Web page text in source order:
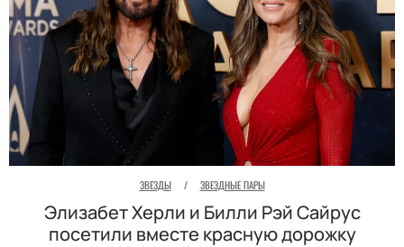
ЗВЕЗДЫ / ЗВЕЗДНЫЕ ПАРЫ
Элизабет Херли и Билли Рэй Сайрус
посетили вместе красную дорожку